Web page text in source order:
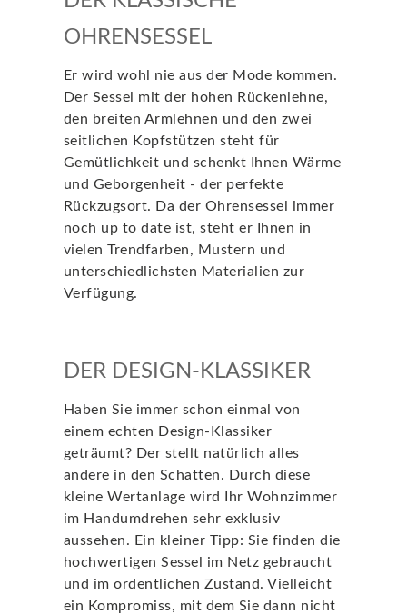
OHRENSESSEL
Er wird wohl nie aus der Mode kommen.
Der Sessel mit der hohen Rückenlehne,
den breiten Armlehnen und den zwei
seitlichen Kopfstützen steht für
Gemütlichkeit und schenkt Ihnen Wärme
und Geborgenheit - der perfekte
Rückzugsort. Da der Ohrensessel immer
noch up to date ist, steht er Ihnen in
vielen Trendfarben, Mustern und
unterschiedlichsten Materialien zur
Verfügung.
DER DESIGN-KLASSIKER
Haben Sie immer schon einmal von
einem echten Design-Klassiker
geträumt? Der stellt natürlich alles
andere in den Schatten. Durch diese
kleine Wertanlage wird Ihr Wohnzimmer
im Handumdrehen sehr exklusiv
aussehen. Ein kleiner Tipp: Sie finden die
hochwertigen Sessel im Netz gebraucht
und im ordentlichen Zustand. Vielleicht
ein Kompromiss, mit dem Sie dann nicht